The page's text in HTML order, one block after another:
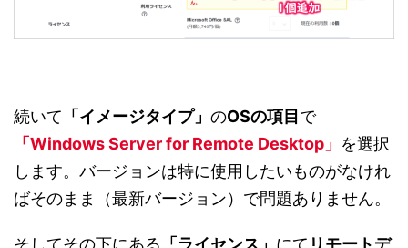
続いて 「イメージタイプ」 のOSの項目 で
「Windows Server for Remote Desktop」 を選択
します。バージョンは特に使用したいものがなけれ
ばそのまま（最新バージョン）で問題ありません。
そしてその下にある 「ライセンス」 にて リモートデ